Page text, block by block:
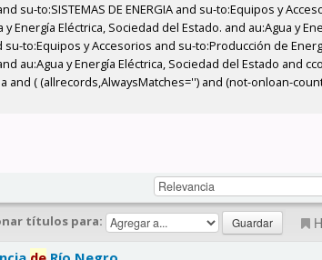
to:SISTEMAS DE ENERGIA and su-to:Equipos y
Eléctrica, Sociedad del Estado. and au:Agua y
to:Equipos y Accesorios and su-to:Producción de
au:Agua y Energía Eléctrica, Sociedad del Estado and
( (allrecords,AlwaysMatches='') and (not-onloan-
títulos para: